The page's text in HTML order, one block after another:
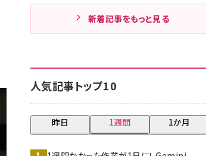
新着記事をもっと見る
人気記事トップ10
昨日 1週間 1か月